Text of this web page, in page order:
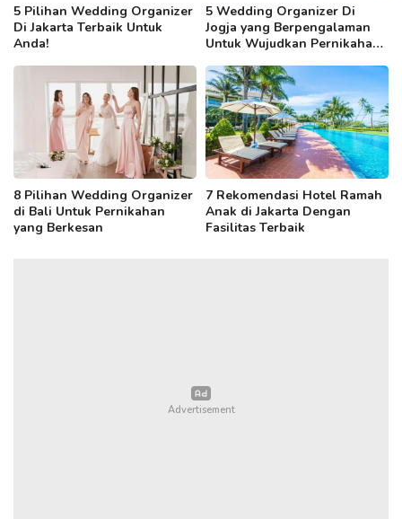
5 Pilihan Wedding Organizer
Di Jakarta Terbaik Untuk
Anda!
5 Wedding Organizer Di
Jogja yang Berpengalaman
Untuk Wujudkan Pernikahan
8 Pilihan Wedding Organizer
di Bali Untuk Pernikahan
yang Berkesan
7 Rekomendasi Hotel Ramah
Anak di Jakarta Dengan
Fasilitas Terbaik